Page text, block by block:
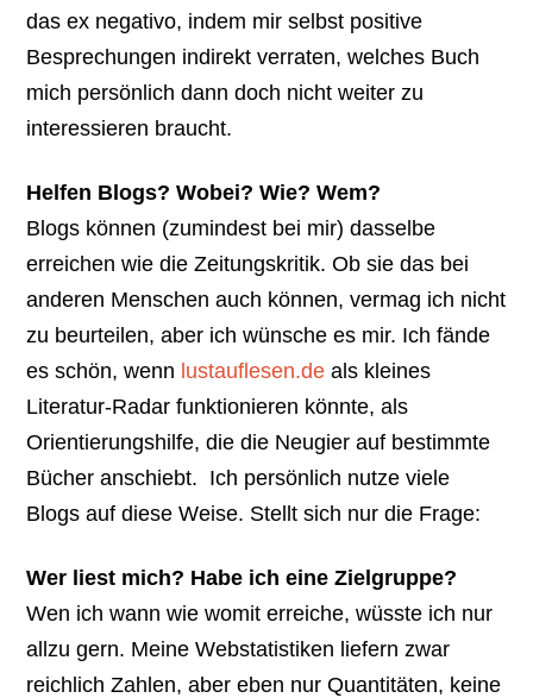
das ex negativo, indem mir selbst positive
Besprechungen indirekt verraten, welches Buch
mich persönlich dann doch nicht weiter zu
interessieren braucht.
Helfen Blogs? Wobei? Wie? Wem?
Blogs können (zumindest bei mir) dasselbe
erreichen wie die Zeitungskritik. Ob sie das bei
anderen Menschen auch können, vermag ich nicht
zu beurteilen, aber ich wünsche es mir. Ich fände
es schön, wenn lustauflesen.de als kleines
Literatur-Radar funktionieren könnte, als
Orientierungshilfe, die die Neugier auf bestimmte
Bücher anschiebt. Ich persönlich nutze viele
Blogs auf diese Weise. Stellt sich nur die Frage:
Wer liest mich? Habe ich eine Zielgruppe?
Wen ich wann wie womit erreiche, wüsste ich nur
allzu gern. Meine Webstatistiken liefern zwar
reichlich Zahlen, aber eben nur Quantitäten, keine